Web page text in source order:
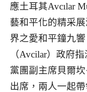
應土耳其Avcılar
藝和平化的精采
界之愛和平鐘九
（Avcilar）政府
黨團副主席貝爾
出席，兩人一起